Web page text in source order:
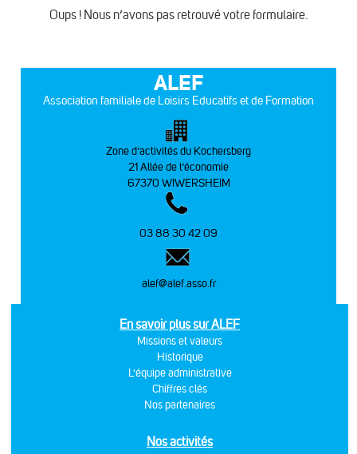
Oups ! Nous n’avons pas retrouvé votre formulaire.
ALEF
Association familiale de Loisirs Educatifs et de Formation
Zone d’activités du Kochersberg
21 Allée de l’économie
67370 WIWERSHEIM
03 88 30 42 09
alef@alef.asso.fr
En savoir plus sur ALEF
Missions et valeurs
Historique
L'équipe administrative
Chiffres clés
Nos partenaires
Nos activités